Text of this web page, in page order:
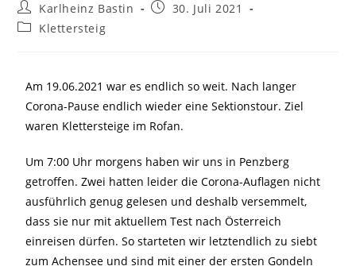
Karlheinz Bastin
30. Juli 2021
Klettersteig
Am 19.06.2021 war es endlich so weit. Nach langer
Corona-Pause endlich wieder eine Sektionstour. Ziel
waren Klettersteige im Rofan.
Um 7:00 Uhr morgens haben wir uns in Penzberg
getroffen. Zwei hatten leider die Corona-Auflagen nicht
ausführlich genug gelesen und deshalb versemmelt,
dass sie nur mit aktuellem Test nach Österreich
einreisen dürfen. So starteten wir letztendlich zu siebt
zum Achensee und sind mit einer der ersten Gondeln